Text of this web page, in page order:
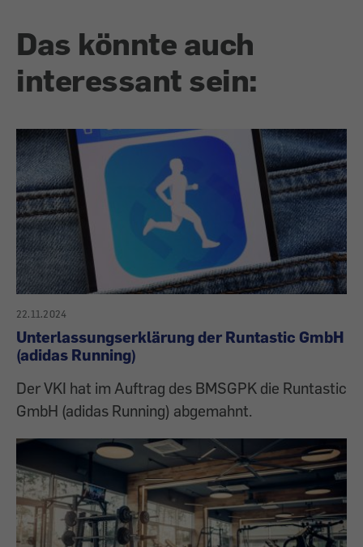
Das könnte auch
interessant sein:
22.11.2024
Unterlassungserklärung der Runtastic GmbH
(adidas Running)
Der VKI hat im Auftrag des BMSGPK die Runtastic
GmbH (adidas Running) abgemahnt.